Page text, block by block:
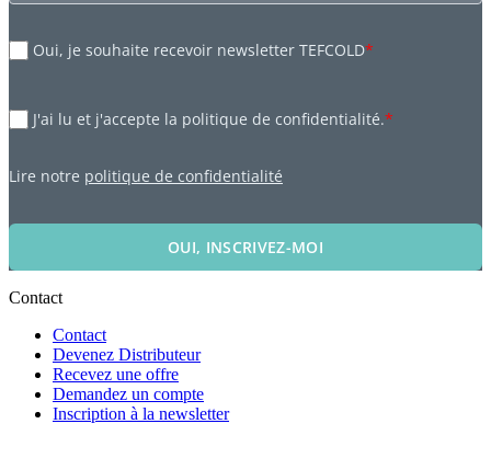
Oui, je souhaite recevoir newsletter TEFCOLD*
J'ai lu et j'accepte la politique de confidentialité.*
Lire notre politique de confidentialité
OUI, INSCRIVEZ-MOI
Contact
Contact
Devenez Distributeur
Recevez une offre
Demandez un compte
Inscription à la newsletter